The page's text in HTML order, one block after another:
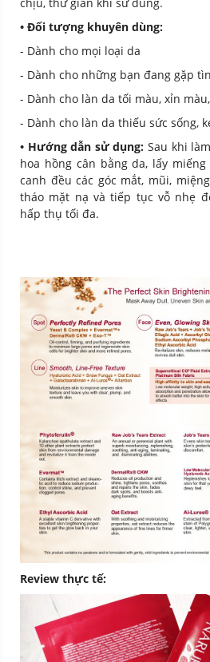
• Đối tượng khuyên dùng:
- Dành cho mọi loại da
- Dành cho những bạn đang gặp
- Dành cho làn da tối màu, xỉn
- Dành cho làn da thiếu sức sống,
• Hướng dẫn sử dụng: Sau khi
hoa hồng cân bằng da, lấy
canh đều các góc mắt, mũi,
tháo mặt nạ và tiếp tục vỗ nhẹ
hấp thụ tối đa.
Review thực tế: